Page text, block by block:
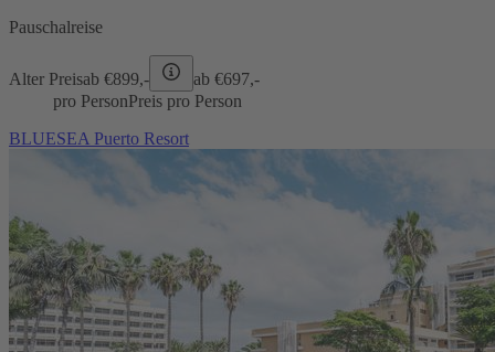
Pauschalreise
Alter Preisab €899,- ab €697,-
pro PersonPreis pro Person
BLUESEA Puerto Resort